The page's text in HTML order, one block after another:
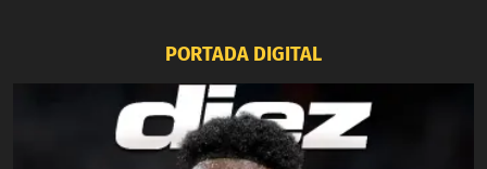
PORTADA DIGITAL